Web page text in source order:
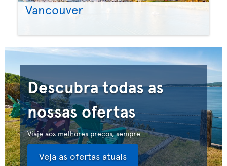
Vancouver
Descubra todas as
nossas ofertas
Viaje aos melhores preços, sempre
Veja as ofertas atuais